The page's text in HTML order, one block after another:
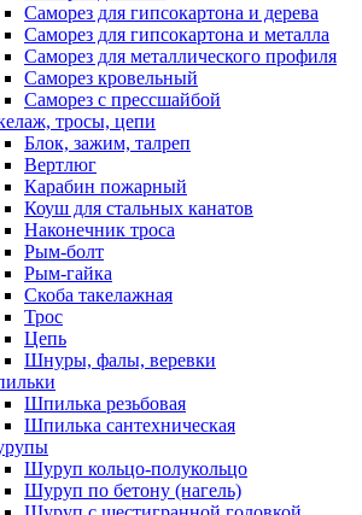
Саморез для гипсокартона и дерева
Саморез для гипсокартона и металла
Саморез для металлического профиля
Саморез кровельный
Саморез с прессшайбой
тросы, цепи
Блок, зажим, талреп
Вертлюг
Карабин пожарный
Коуш для стальных канатов
Наконечник троса
Рым-болт
Рым-гайка
Скоба такелажная
Трос
Цепь
Шнуры, фалы, веревки
Шпилька резьбовая
Шпилька сантехническая
Шуруп кольцо-полукольцо
Шуруп по бетону (нагель)